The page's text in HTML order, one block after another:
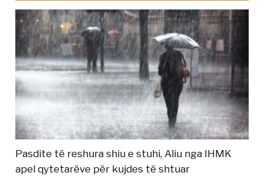
Pasdite të reshura shiu e stuhi, Aliu nga IHMK
apel qytetarëve për kujdes të shtuar